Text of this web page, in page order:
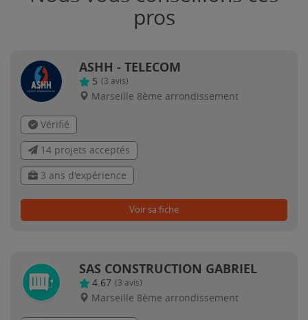
pros
ASHH - TELECOM
5 (3 avis)
Marseille 8ème arrondissement
Vérifié
14 projets acceptés
3 ans d'expérience
Voir sa fiche
SAS CONSTRUCTION GABRIEL
4.67 (3 avis)
Marseille 8ème arrondissement